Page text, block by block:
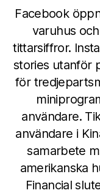
Facebook
varuhus
tittarsiffror.
stories utanför
för
användare.
användare i
samarbete
amerikanska
Financial